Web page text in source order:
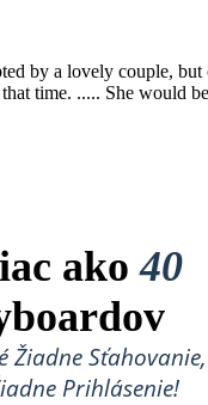
by a lovely couple, but
time. ..... She would
ako40
Žiadne Sťahovanie,
Prihlásenie!